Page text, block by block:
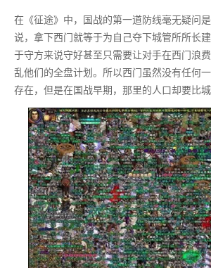
在《征途》中，国战的第一道防线毫无疑问
说，拿下西门就等于为自己夺下城管所所长
于守方来说守好甚至只需要让对手在西门浪
乱他们的全盘计划。所以西门虽然没有任何
存在，但是在国战早期，那里的人口却要比城